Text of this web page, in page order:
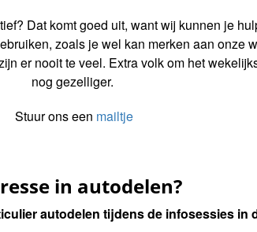
Dat komt goed uit, want wij kunnen je
zoals je wel kan merken aan onze
er nooit te veel. Extra volk om het
nog gezelliger.
Stuur ons een mailtje
in autodelen?
autodelen tijdens de infosessies in